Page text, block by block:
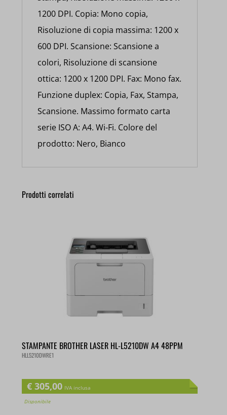
1200 DPI. Copia: Mono copia,
Risoluzione di copia massima: 1200 x
600 DPI. Scansione: Scansione a
colori, Risoluzione di scansione
ottica: 1200 x 1200 DPI. Fax: Mono fax.
Funzione duplex: Copia, Fax, Stampa,
Scansione. Massimo formato carta
serie ISO A: A4. Wi-Fi. Colore del
prodotto: Nero, Bianco
Prodotti correlati
STAMPANTE BROTHER LASER HL-L5210DW A4 48PPM
HLL5210DWRE1
€ 305,00 IVA inclusa
Disponibile